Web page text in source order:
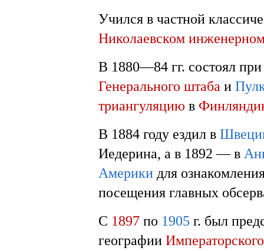
Учился в частной
Николаевском
В 1880—84 гг. состоял
Генерального штаба и
триангуляцию в
В 1884 году ездил в
Иедерина, а в 1892 — в
Америки для
посещения главных
С 1897 по 1905 г. был
географии